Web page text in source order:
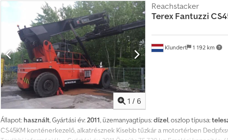
száma: 6 Motorteljesítmény: 12.130 cc Dsdpfx Aszp Iv Nepqekr
típusa: Volvo in-line Gumiabroncs mérete: 18.00x25 Gumiabroncs profilja:
50.000 kg TELJES ÖSSZTÖMEG: 70.000 kg Garancia Garancia: 1 hónap
1 / 6
Klundert 1 192 km
Reachstacker
Terex Fantuzzi
Állapot: használt, Gyártási év:2011, üzemanyagtípus:dízel, oszlop típusa:
CS45KM konténerkezelő, alkatrésznek Kisebb tűzkár a motortérben